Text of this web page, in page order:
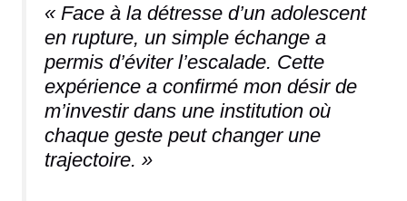
« Face à la détresse d’un adolescent
en rupture, un simple échange a
permis d’éviter l’escalade. Cette
expérience a confirmé mon désir de
m’investir dans une institution où
chaque geste peut changer une
trajectoire. »